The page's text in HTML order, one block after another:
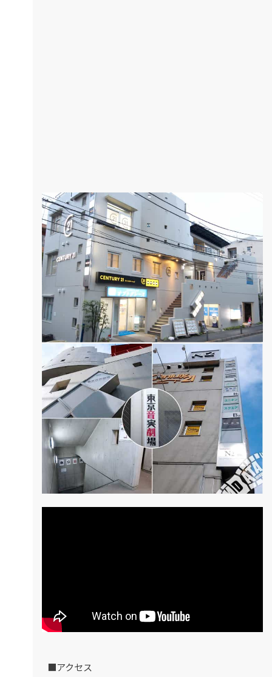
■アクセス